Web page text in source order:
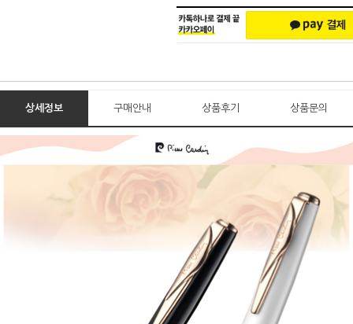
상세정보 구매안내 상품후기 상품문의